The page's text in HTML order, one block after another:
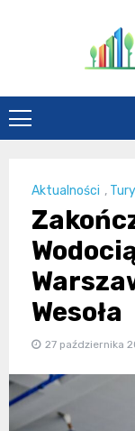
Aktualności ,
Wesoła
27 października